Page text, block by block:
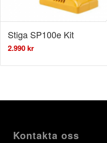
Stiga SP100e Kit
2.990kr
Kontakta oss